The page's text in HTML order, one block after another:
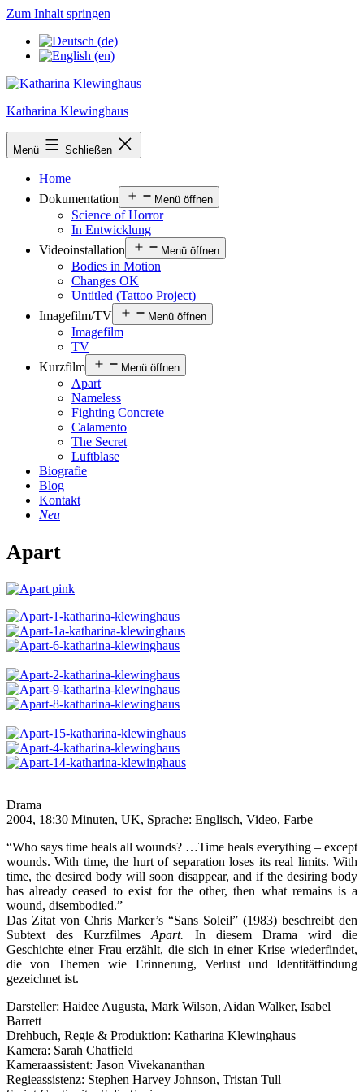
Zum Inhalt springen
Katharina Klewinghaus
Menü Schließen
Home
Dokumentation
Menü öffnen
Science of Horror
In Entwicklung
Videoinstallation
Menü öffnen
Bodies in Motion
Changes OK
Untitled (Tattoo Project)
Imagefilm/TV
Menü öffnen
Imagefilm
TV
Kurzfilm
Menü öffnen
Apart
Nameless
Fighting Concrete
Calamento
The Secret
Luftblase
Biografie
Blog
Kontakt
Neu
Apart
Drama
2004, 18:30 Minuten, UK, Sprache: Englisch, Video, Farbe
“Who says time heals all wounds? …Time heals everything – except
wounds. With time, the hurt of separation loses its real limits. With
time, the desired body will soon disappear, and if the desiring body
has already ceased to exist for the other, then what remains is a
wound, disembodied.”
Das Zitat von Chris Marker’s “Sans Soleil” (1983) beschreibt den
Subtext des KurzfilmesApart. In diesem Drama wird die
Geschichte einer Frau erzählt, die sich in einer Krise wiederfindet,
die von Themen wie Erinnerung, Verlust und Identitätfindung
gezeichnet ist.
Darsteller: Haidee Augusta, Mark Wilson, Aidan Walker, Isabel
Barrett
Drehbuch, Regie & Produktion: Katharina Klewinghaus
Kamera: Sarah Chatfield
Kameraassistent: Jason Vivekananthan
Regieassistenz: Stephen Harvey Johnson, Tristan Tull